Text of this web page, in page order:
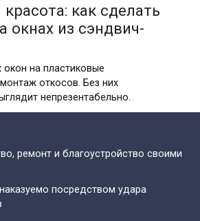
как сделать
окнах из сэндвич-
окон на пластиковые
откосов. Без них
непрезентабельно.
ремонт и благоустройство своими
посредством удара